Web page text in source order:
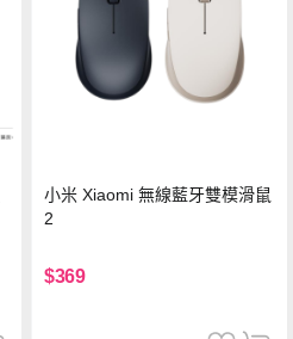
小米 Xiaomi 無線藍牙雙模滑鼠
2
$369